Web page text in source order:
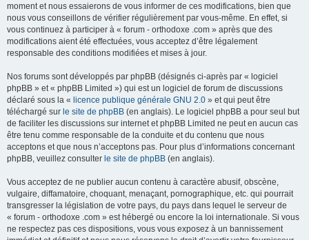
moment et nous essaierons de vous informer de ces modifications, bien que
nous vous conseillons de vérifier régulièrement par vous-même. En effet, si
vous continuez à participer à « forum - orthodoxe .com » après que des
modifications aient été effectuées, vous acceptez d’être légalement
responsable des conditions modifiées et mises à jour.
Nos forums sont développés par phpBB (désignés ci-après par « logiciel
phpBB » et « phpBB Limited ») qui est un logiciel de forum de discussions
déclaré sous la « licence publique générale GNU 2.0 » et qui peut être
téléchargé sur le site de phpBB (en anglais). Le logiciel phpBB a pour seul but
de faciliter les discussions sur internet et phpBB Limited ne peut en aucun cas
être tenu comme responsable de la conduite et du contenu que nous
acceptons et que nous n’acceptons pas. Pour plus d’informations concernant
phpBB, veuillez consulter le site de phpBB (en anglais).
Vous acceptez de ne publier aucun contenu à caractère abusif, obscène,
vulgaire, diffamatoire, choquant, menaçant, pornographique, etc. qui pourrait
transgresser la législation de votre pays, du pays dans lequel le serveur de
« forum - orthodoxe .com » est hébergé ou encore la loi internationale. Si vous
ne respectez pas ces dispositions, vous vous exposez à un bannissement